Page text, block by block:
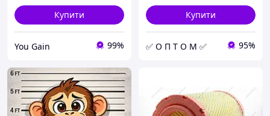
Купити
You Gain 99%
Купити
✅ О П Т О М ✅ 95%